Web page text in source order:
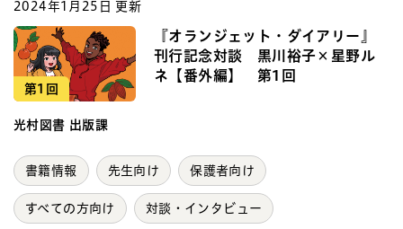
2024年1月25日 更新
第1回
『オランジェット・ダイアリー』
刊行記念対談 黒川裕子×星野ル
ネ【番外編】 第1回
光村図書 出版課
書籍情報 先生向け 保護者向け
すべての方向け 対談・インタビュー